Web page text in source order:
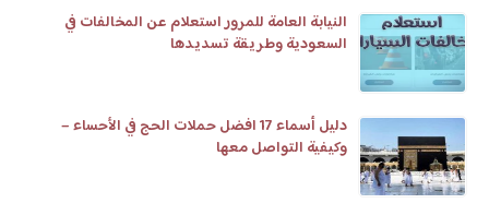
النيابة العامة للمرور استعلام عن المخالفات في
السعودية وطريقة تسديدها
دليل أسماء 17 افضل حملات الحج في الأحساء –
وكيفية التواصل معها